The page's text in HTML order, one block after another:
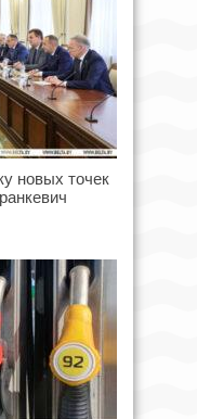
новых точек